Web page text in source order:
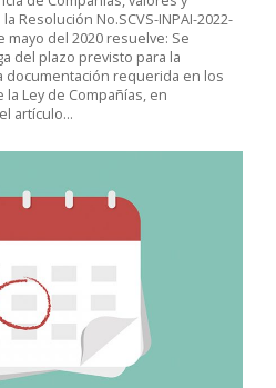
Resolución No.SCVS-INPAI-2022-
mayo del 2020 resuelve: Se
del plazo previsto para la
documentación requerida en los
la Ley de Compañías, en
artículo…